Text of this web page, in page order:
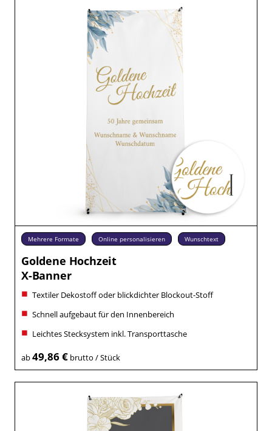
Mehrere Formate Online personalisieren Wunschtext
Goldene Hochzeit
X-Banner
Textiler Dekostoff oder blickdichter Blockout-Stoff
Schnell aufgebaut für den Innenbereich
Leichtes Stecksystem inkl. Transporttasche
ab49,86 €brutto / Stück